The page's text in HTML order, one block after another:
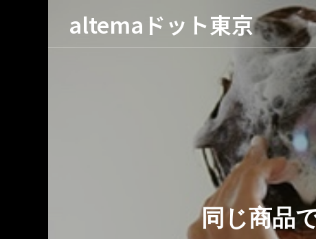
altemaドット東京
同じ商品